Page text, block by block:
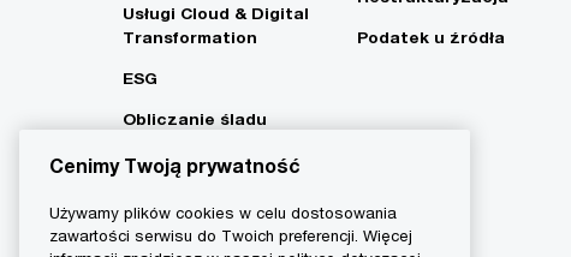
Usługi Cloud & Digital
Transformation
ESG
Obliczanie śladu
Net Zero
Podatek u źródła
Cenimy Twoją prywatność
Używamy plików cookies w celu dostosowania
zawartości serwisu do Twoich preferencji. Więcej